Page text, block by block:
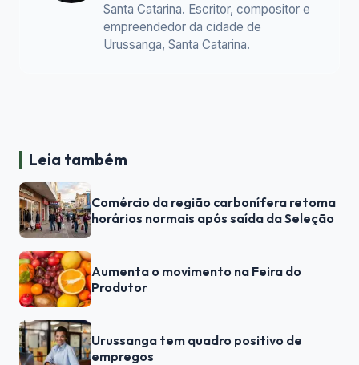
Santa Catarina. Escritor, compositor e
empreendedor da cidade de
Urussanga, Santa Catarina.
Leia também
Comércio da região carbonífera retoma
horários normais após saída da Seleção
Aumenta o movimento na Feira do
Produtor
Urussanga tem quadro positivo de
empregos